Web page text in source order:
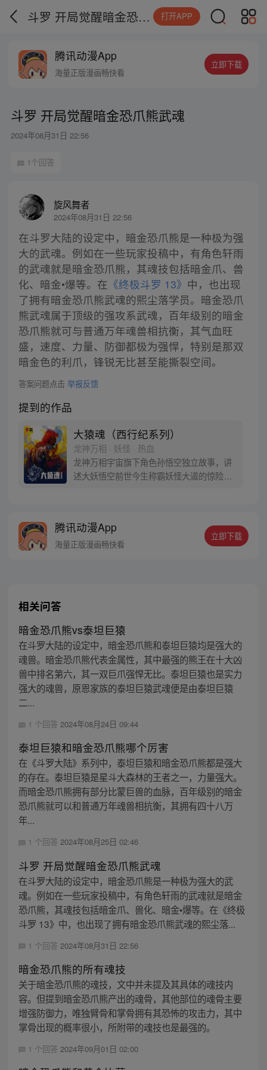
斗罗 开局觉醒暗金恐爪熊武魂 打开APP
腾讯动漫App
海量正版漫画畅快看
立即下载
斗罗 开局觉醒暗金恐爪熊武魂
2024年08月31日 22:56
1个回答
旋风舞者
2024年08月31日 22:56
在斗罗大陆的设定中，暗金恐爪熊是一种极为强
大的武魂。例如在一些玩家投稿中，有角色轩雨
的武魂就是暗金恐爪熊，其魂技包括暗金爪、兽
化、暗金•爆等。在 《终极斗罗 13》 中，也出现
了拥有暗金恐爪熊武魂的熙尘落学员。暗金恐爪
熊武魂属于顶级的强攻系武魂，百年级别的暗金
恐爪熊就可与普通万年魂兽相抗衡，其气血旺
盛，速度、力量、防御都极为强悍，特别是那双
暗金色的利爪，锋锐无比甚至能撕裂空间。
答案问题点击 举报反馈
提到的作品
大猿魂（西行纪系列）
龙神万相 · 妖怪 · 热血
龙神万相宇宙旗下角色孙悟空独立故事，讲
述大妖悟空前世今生称霸妖怪大道的惊险历
人…六十年后，他再次破石而出，背负着守
护族人的希望和信念打败了妖怪大道的霸
腾讯动漫App
海量正版漫画畅快看
立即下载
相关问答
暗金恐爪熊vs泰坦巨猿
在斗罗大陆的设定中，暗金恐爪熊和泰坦巨猿均是强大的
魂兽。暗金恐爪熊代表金属性，其中最强的熊王在十大凶
兽中排名第六，其一双巨爪强悍无比。泰坦巨猿也是实力
强大的魂兽，原恩家族的泰坦巨猿武魂便是由泰坦巨猿
二...
1 个回答 2024年08月24日 09:44
泰坦巨猿和暗金恐爪熊哪个厉害
在《斗罗大陆》系列中，泰坦巨猿和暗金恐爪熊都是强大
的存在。泰坦巨猿是星斗大森林的王者之一，力量强大。
而暗金恐爪熊拥有部分比蒙巨兽的血脉，百年级别的暗金
恐爪熊就可以和普通万年魂兽相抗衡，其拥有四十八万
年...
1 个回答 2024年08月25日 02:46
斗罗 开局觉醒暗金恐爪熊武魂
在斗罗大陆的设定中，暗金恐爪熊是一种极为强大的武
魂。例如在一些玩家投稿中，有角色轩雨的武魂就是暗金
恐爪熊，其魂技包括暗金爪、兽化、暗金•爆等。在《终极
斗罗 13》中，也出现了拥有暗金恐爪熊武魂的熙尘落...
1 个回答 2024年08月31日 22:56
暗金恐爪熊的所有魂技
关于暗金恐爪熊的魂技，文中并未提及其具体的魂技内
容。但提到暗金恐爪熊产出的魂骨，其他部位的魂骨主要
增强防御力，唯独臂骨和掌骨拥有其恐怖的攻击力，其中
掌骨出现的概率很小，所附带的魂技也是最强的。
1 个回答 2024年09月01日 02:00